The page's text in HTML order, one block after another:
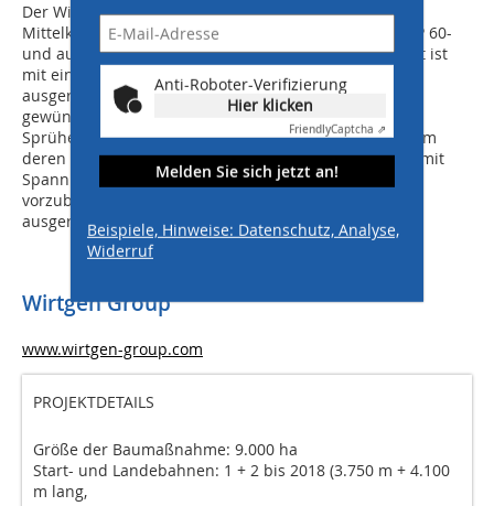
Der Wirtgen TCM 95 ist der optimale Copilot des
Mittelklasse-Betonfertigers SP 500 sowie der neuen SP 60-
und auch der SP 90-Serie. Das Nachbehandlungsgerät ist
mit einer selbsttätigen Sprüh- und Besenstrichanlage
ausgerüstet. Nachdem sie per Besenstrich für die
gewünschte Oberflächenstruktur sorgt, verteilt die
Sprüheinheit Dispersion auf die frische Betondecke, um
deren frühzeitiges Austrocknen zu verhindern und somit
Spannungen und daraus resultierenden Rissen
vorzubeugen. Der TCM 95 ist mit vier Radfahrwerken
ausgerüstet und deckt Arbeitsbreiten bis 9,5 m ab.
Wirtgen Group
www.wirtgen-group.com
PROJEKTDETAILS
Größe der Baumaßnahme: 9.000 ha
Start- und Landebahnen: 1 + 2 bis 2018 (3.750 m + 4.100
m lang,
Anti-Roboter-Verifizierung
Hier klicken
FriendlyCaptcha ⇗
Melden Sie sich jetzt an!
Beispiele, Hinweise: Datenschutz, Analyse,
Widerruf